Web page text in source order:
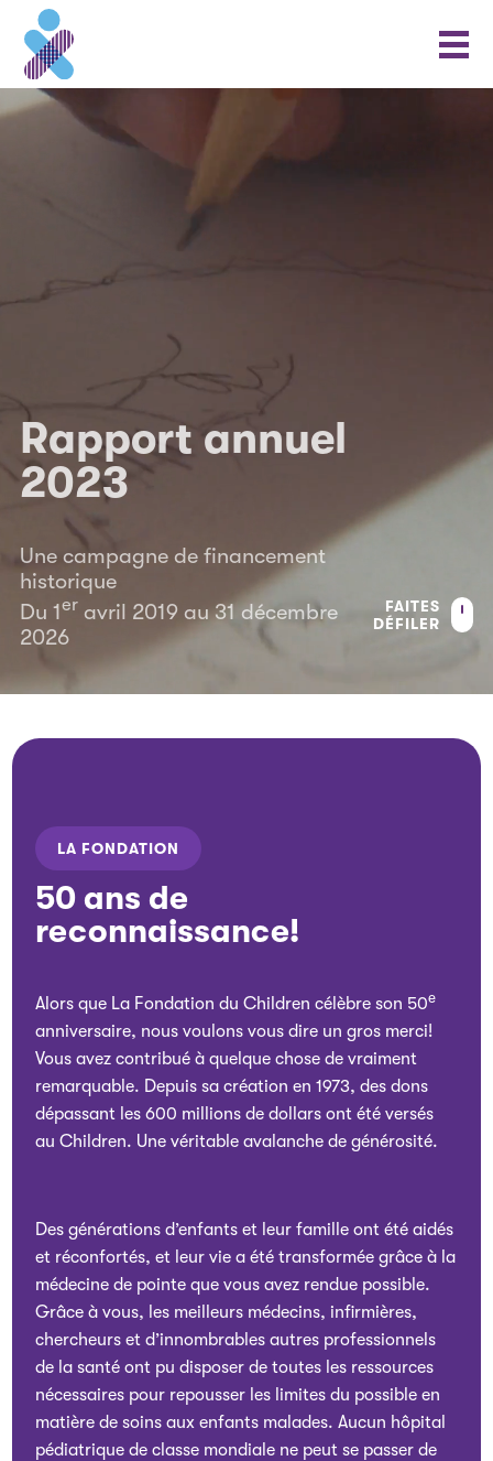
Rapport annuel
2023
Une campagne de financement
historique
Du 1eravril 2019 au 31 décembre
2026
FAITES
DÉFILER
LA FONDATION
50 ans de
reconnaissance!
Alors que La Fondation du Children célèbre son 50e
anniversaire, nous voulons vous dire un gros merci!
Vous avez contribué à quelque chose de vraiment
remarquable. Depuis sa création en 1973,des dons
dépassant les 600 millions de dollars ont été versés
au Children. Une véritable avalanche de générosité.
Des générations d’enfants et leur famille ont été aidés
et réconfortés, et leur vie a été transformée grâce à la
médecine de pointe que vous avez rendue possible.
Grâce à vous, les meilleurs médecins, infirmières,
chercheurs et d’innombrables autres professionnels
de la santé ont pu disposer de toutes les ressources
nécessaires pour repousser les limites du possible en
matière de soins aux enfants malades. Aucun hôpital
pédiatrique de classe mondiale ne peut se passer de